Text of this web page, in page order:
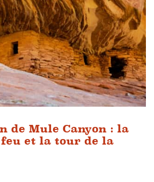
de Mule Canyon : la
et la tour de la